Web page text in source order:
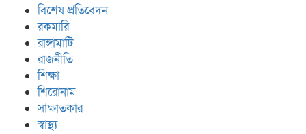
বিশেষ প্রতিবেদন
রকমারি
রাঙ্গামাটি
রাজনীতি
শিক্ষা
শিরোনাম
সাক্ষাতকার
স্বাস্থ্য